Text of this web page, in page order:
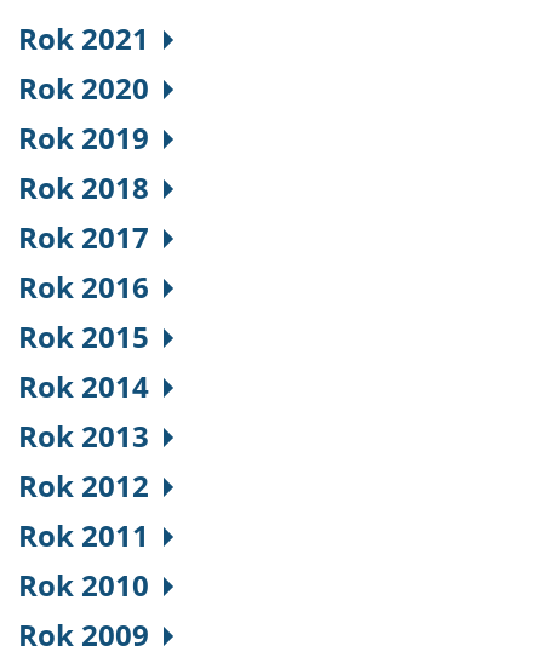
Rok 2021
Rok 2020
Rok 2019
Rok 2018
Rok 2017
Rok 2016
Rok 2015
Rok 2014
Rok 2013
Rok 2012
Rok 2011
Rok 2010
Rok 2009